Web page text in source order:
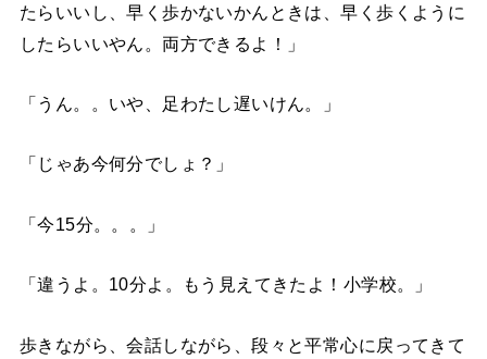
たらいいし、早く歩かないかんときは、早く歩くように
したらいいやん。両方できるよ！」
「うん。。いや、足わたし遅いけん。」
「じゃあ今何分でしょ？」
「今15分。。。」
「違うよ。10分よ。もう見えてきたよ！小学校。」
歩きながら、会話しながら、段々と平常心に戻ってきて